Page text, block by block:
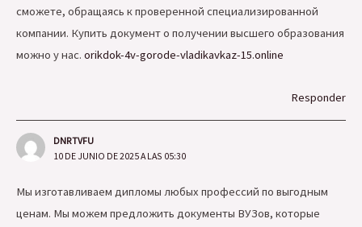
сможете, обращаясь к проверенной специализированной
компании. Купить документ о получении высшего образования
можно у нас. orikdok-4v-gorode-vladikavkaz-15.online
Responder
DNRTVFU
10 DE JUNIO DE 2025 A LAS 05:30
Мы изготавливаем дипломы любых профессий по выгодным
ценам. Мы можем предложить документы ВУЗов, которые